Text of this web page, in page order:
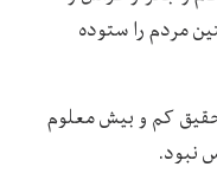
مردم را ستوده
کم و بیش معلوم
نبود.